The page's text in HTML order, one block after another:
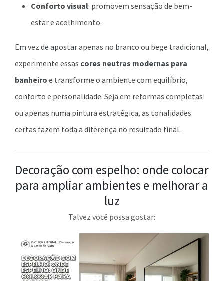
Conforto visual: promovem sensação de bem-
estar e acolhimento.
Em vez de apostar apenas no branco ou bege tradicional,
experimente essas cores neutras modernas para
banheiro e transforme o ambiente com equilíbrio,
conforto e personalidade. Seja em reformas completas
ou apenas numa pintura estratégica, as tonalidades
certas fazem toda a diferença no resultado final.
Decoração com espelho: onde colocar
para ampliar ambientes e melhorar a
luz
Talvez você possa gostar: